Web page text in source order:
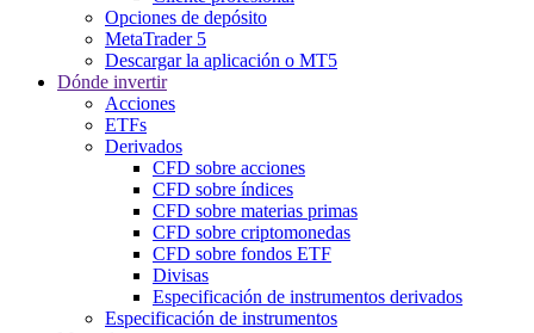
Opciones de depósito
MetaTrader 5
Descargar la aplicación o MT5
Dónde invertir
Acciones
ETFs
Derivados
CFD sobre acciones
CFD sobre índices
CFD sobre materias primas
CFD sobre criptomonedas
CFD sobre fondos ETF
Divisas
Especificación de instrumentos derivados
Especificación de instrumentos